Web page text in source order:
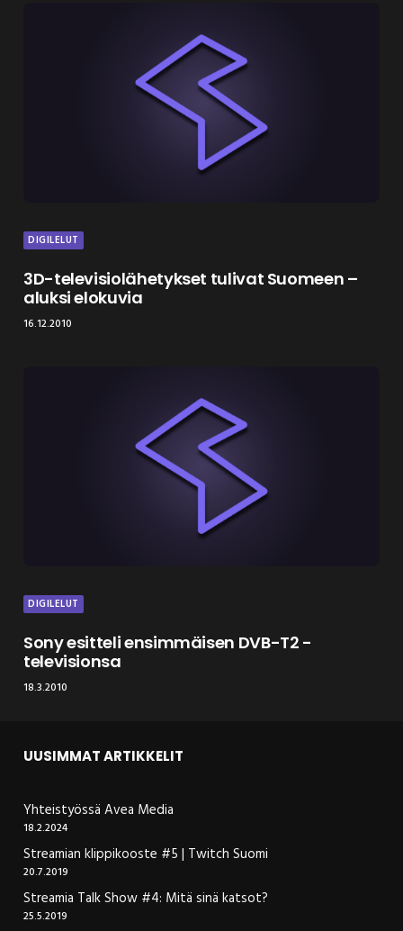
DIGILELUT
3D-televisiolähetykset tulivat Suomeen –
aluksi elokuvia
16.12.2010
DIGILELUT
Sony esitteli ensimmäisen DVB-T2 -
televisionsa
18.3.2010
UUSIMMAT ARTIKKELIT
Yhteistyössä Avea Media
18.2.2024
Streamian klippikooste #5 | Twitch Suomi
20.7.2019
Streamia Talk Show #4: Mitä sinä katsot?
25.5.2019